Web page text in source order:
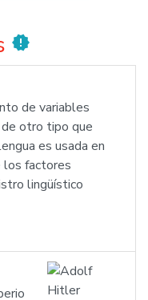
new_releases
de variables
otro tipo que
es usada en
los factores
lingüístico